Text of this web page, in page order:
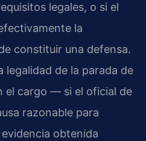
legales, o si el
la
constituir una defensa.
legalidad de la parada de
el cargo — si el oficial de
razonable para
obtenida